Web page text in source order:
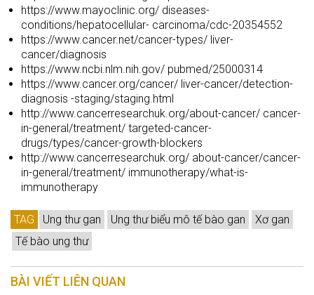
https://www.mayoclinic.org/ diseases-
conditions/hepatocellular- carcinoma/cdc-20354552
https://www.cancer.net/cancer-types/ liver-
cancer/diagnosis
https://www.ncbi.nlm.nih.gov/ pubmed/25000314
https://www.cancer.org/cancer/ liver-cancer/detection-
diagnosis -staging/staging.html
http://www.cancerresearchuk.org/about-cancer/ cancer-
in-general/treatment/ targeted-cancer-
drugs/types/cancer-growth-blockers
http://www.cancerresearchuk.org/ about-cancer/cancer-
in-general/treatment/ immunotherapy/what-is-
immunotherapy
TAG Ung thư gan Ung thư biểu mô tế bào gan
Xơ gan
Tế bào ung thư
BÀI VIẾT LIÊN QUAN